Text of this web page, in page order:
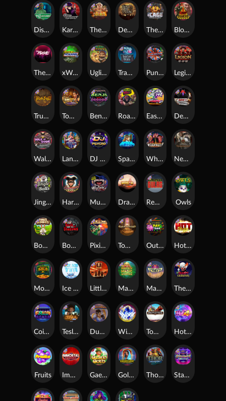
Blood Diamond
Dead Men Walking
Munchies
Nexus Tombstone RIP
Outsourced: Payday
Manhattan Goes Wild
Roadkill
Book Of Shadows
Tractor Beam
The Cage
Hot Nudge
Space Donkey
Land of the Free
Starstruck
Monkey's Gold xPays Little Bighorn
Benji Killed in Vegas Devil's Crossroad
Tomb of Nefertiti
Tomb of Akhenaten
Golden Genie And The Walking Wilds
Dragon Tribe
Immortal Fruits
Tesla Jolt Dungeon Quest
Coins of Fortune
Mayan Magic Wildfire
WiXX
Legion X
Fruits
Bonus Bunnies
Disturbed
DJ Psycho
Hot 4 Cash
Tombstone
Owls
Punk Rocker
Gaelic Gold
East Coast Vs West Coast
The Creepy Carnival
Whacked
Jingle Balls Harlequin Carnival
Walk of Shame
Pixies vs Pirates
xWays Hoarder xSplit
Thor: Hammer Time
Ice Ice Yeti
Remember Gulag
Karen Maneater
True kult
The Border
Ugliest Catch
The Rave